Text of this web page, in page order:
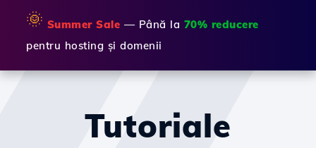
🌞 Summer Sale — Până la 70% reducere
pentru hosting și domenii
Tutoriale